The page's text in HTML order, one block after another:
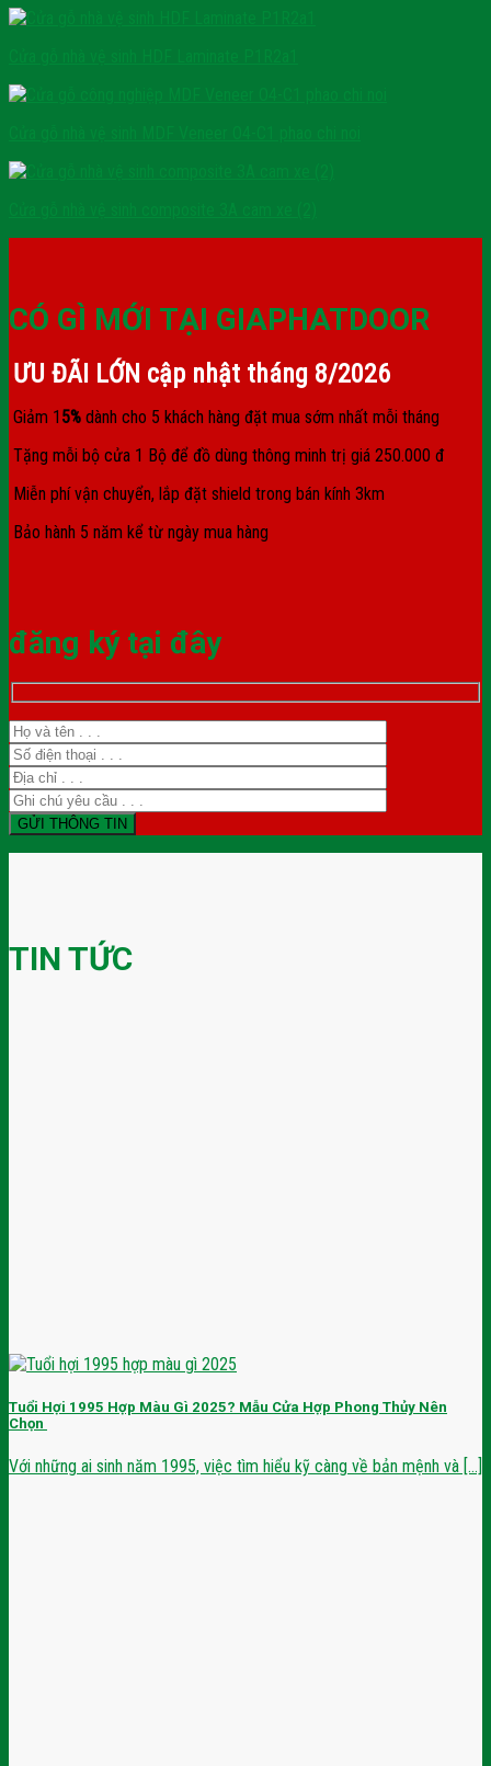
CÓ GÌ MỚI TẠI GIAPHATDOOR
ƯU ĐÃI LỚN cập nhật tháng 8/2026
Giảm 1 5% dành cho 5 khách hàng đặt mua sớm nhất mỗi tháng
Tặng mỗi bộ cửa 1 Bộ để đồ dùng thông minh trị giá 250.000 đ
Miễn phí vận chuyển, lắp đặt shield trong bán kính 3km
Bảo hành 5 năm kể từ ngày mua hàng
đăng ký tại đây
TIN TỨC
Tuổi Hợi 1995 Hợp Màu Gì 2025? Mẫu Cửa Hợp Phong Thủy Nên
Chọn
Với những ai sinh năm 1995, việc tìm hiểu kỹ càng về bản mệnh và [...]